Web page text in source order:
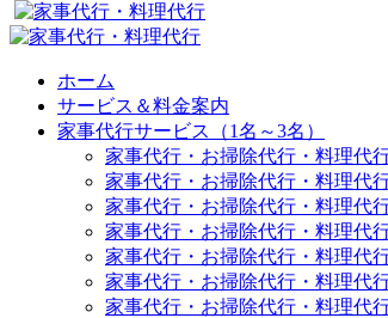
ホーム
サービス＆料金案内
家事代行サービス（1名～3名）
家事代行・お掃除代行・料理代
家事代行・お掃除代行・料理代
家事代行・お掃除代行・料理代
家事代行・お掃除代行・料理代
家事代行・お掃除代行・料理代
家事代行・お掃除代行・料理代
家事代行・お掃除代行・料理代